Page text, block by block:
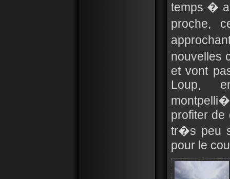
temps �
proche,
nouvelles
et vont
Loup,
profiter de
tr�s peu
pour le